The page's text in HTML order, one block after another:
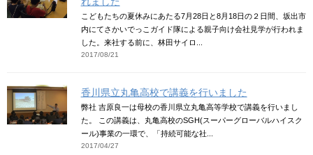
こどもたちの夏休みにあたる7月28日と8月18日の２日間、坂出市
内にてさかいでっこガイド隊による親子向け会社見学が行われま
した。来社する前に、林田サイロ...
2017/08/21
香川県立丸亀高校で講義を行いました
弊社 吉原良一は母校の香川県立丸亀高等学校で講義を行いまし
た。 この講義は、丸亀高校のSGH(スーパーグローバルハイスク
ール)事業の一環で、「持続可能な社...
2017/04/27